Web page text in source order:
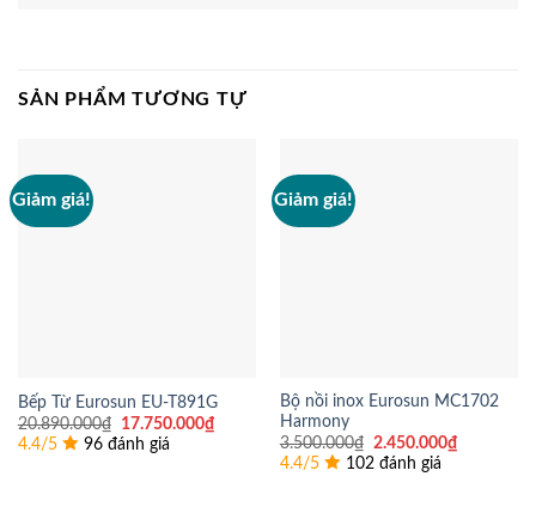
SẢN PHẨM TƯƠNG TỰ
Giảm giá!
Bếp Từ Eurosun EU-T891G
20.890.000₫
Giá
gốc
là:
17.750.000₫Giá
4.4/5 96 đánh giá
Giảm giá!
Bộ nồi inox Eurosun MC1702
Harmony
3.500.000₫ Giá
gốc
là:
2.450.000₫Giá
4.4/5 102 đánh giá